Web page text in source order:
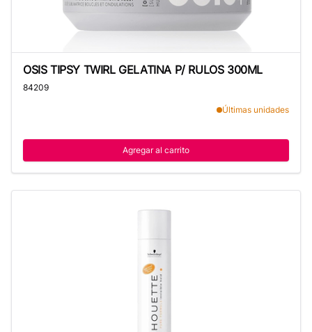
OSIS TIPSY TWIRL GELATINA P/ RULOS 300ML
84209
Últimas unidades
Agregar al carrito